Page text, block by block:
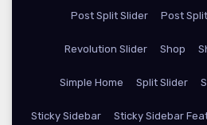
Post Split Slider Post
Revolution Slider Shop
Simple Home Split Slider
Sticky Sidebar Sticky Sidebar